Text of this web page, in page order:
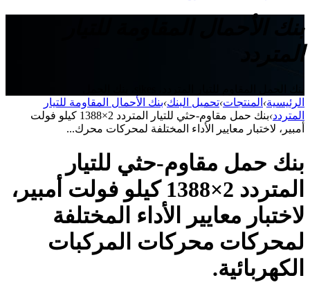
الرئيسية› المنتجات›تحميل البنك›بنك الأحمال المقاومة للتيار
المتردد›
بنك حمل مقاوم-حثي للتيار المتردد 2×1388 كيلو فولت
أمبير، لاختبار معايير الأداء المختلفة لمحركات محرك...
بنك حمل مقاوم-حثي للتيار
المتردد 2×1388 كيلو فولت أمبير،
لاختبار معايير الأداء المختلفة
لمحركات محركات المركبات
الكهربائية.